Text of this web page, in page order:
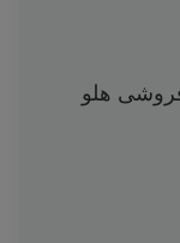
هلو